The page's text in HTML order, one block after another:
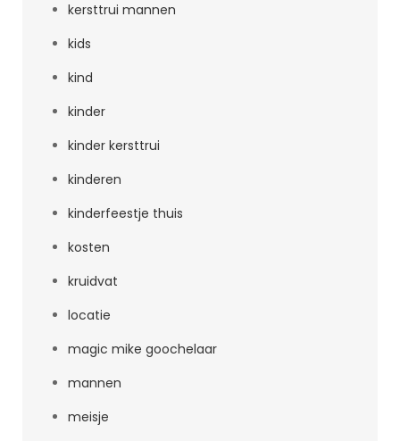
kersttrui mannen
kids
kind
kinder
kinder kersttrui
kinderen
kinderfeestje thuis
kosten
kruidvat
locatie
magic mike goochelaar
mannen
meisje